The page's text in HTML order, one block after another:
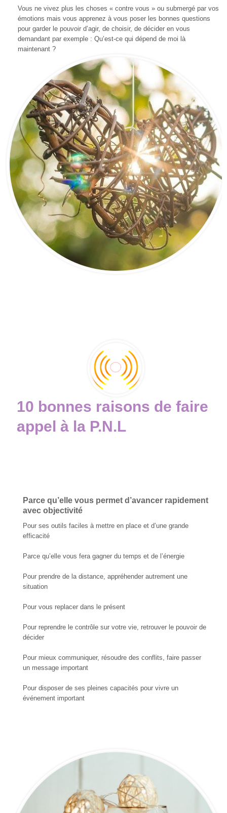
Vous ne vivez plus les choses « contre vous » ou submergé par vos
émotions mais vous apprenez à vous poser les bonnes questions
pour garder le pouvoir d’agir, de choisir, de décider en vous
demandant par exemple : Qu’est-ce qui dépend de moi là
maintenant ?
10 bonnes raisons de faire
appel à la P.N.L
Parce qu’elle vous permet d’avancer rapidement
avec objectivité
Pour ses outils faciles à mettre en place et d’une grande
efficacité
Parce qu’elle vous fera gagner du temps et de l’énergie
Pour prendre de la distance, appréhender autrement une
situation
Pour vous replacer dans le présent
Pour reprendre le contrôle sur votre vie, retrouver le pouvoir de
décider
Pour mieux communiquer, résoudre des conflits, faire passer
un message important
Pour disposer de ses pleines capacités pour vivre un
événement important